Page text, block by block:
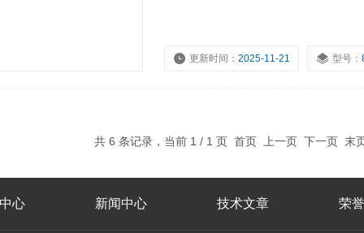
更新时间：2025-11-21 型号：
共 6 条记录，当前 1 / 1 页 首页 上一页 下一页 末
心 新闻中心 技术文章 荣